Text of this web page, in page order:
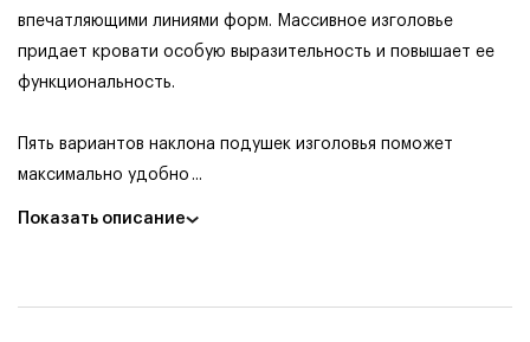
впечатляющими линиями форм. Массивное изголовье
придает кровати особую выразительность и повышает ее
функциональность.
Пять вариантов наклона подушек изголовья поможет
максимально удобно ...
Показать описание